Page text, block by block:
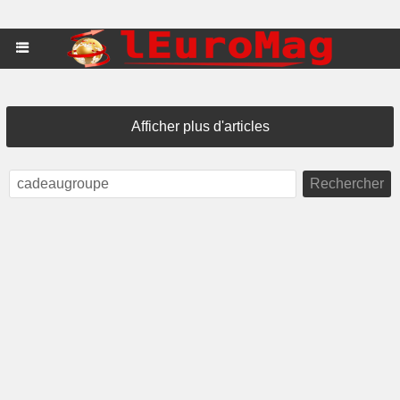
Afficher plus d'articles
Rechercher